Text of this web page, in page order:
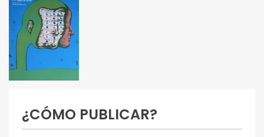
¿CÓMO PUBLICAR?